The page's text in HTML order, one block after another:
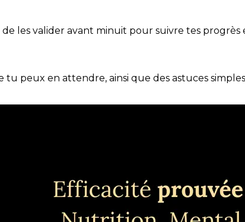
les valider avant minuit pour suivre tes progrès
peux en attendre, ainsi que des astuces